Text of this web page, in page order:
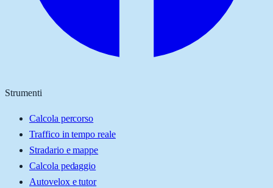
Strumenti
Calcola percorso
Traffico in tempo reale
Stradario e mappe
Calcola pedaggio
Autovelox e tutor